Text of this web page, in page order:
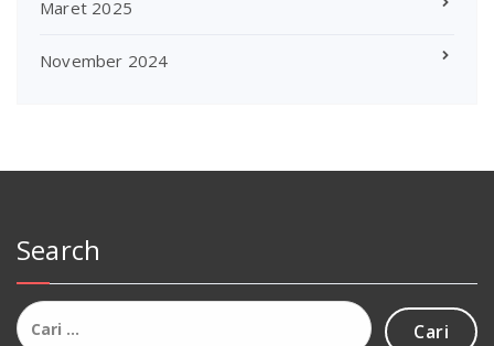
Maret 2025
November 2024
Search
Cari
untuk: